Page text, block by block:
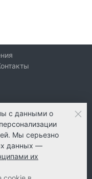
с данными о
Мы серьезно
данных —
их